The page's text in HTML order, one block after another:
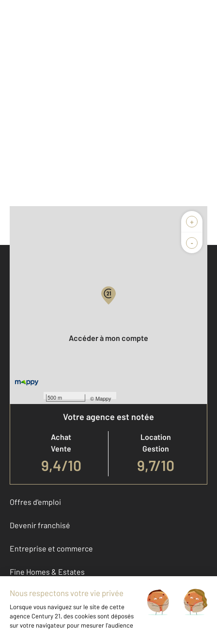
+
-
500 m ©Mappy
Accéder à mon compte
Votre agence est notée
Achat
Vente
9,4/10
Location
Gestion
9,7/10
Offres d'emploi
Devenir franchisé
Entreprise et commerce
Fine Homes & Estates
À propos
International